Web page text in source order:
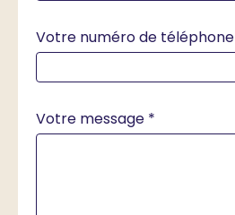
Votre numéro de téléphone
Votre message *